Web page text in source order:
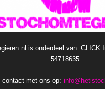
is onderdeel van: CLICK
54718635
contact met ons op: